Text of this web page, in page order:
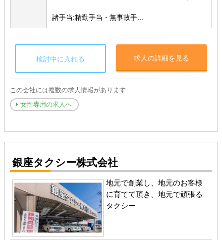
諸手当:精勤手当・無事故手...
検討中に入れる 求人の詳細を見る
この会社には複数の求人情報があります
女性専用の求人へ
銀座タクシー株式会社
地元で創業し、地元のお客様
に育てて頂き、地元で頑張る
タクシー